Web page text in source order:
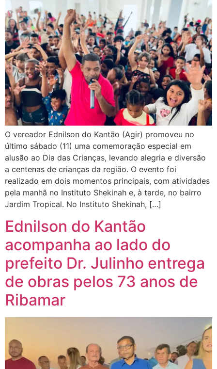
O vereador Ednilson do Kantão (Agir) promoveu no
último sábado (11) uma comemoração especial em
alusão ao Dia das Crianças, levando alegria e diversão
a centenas de crianças da região. O evento foi
realizado em dois momentos principais, com atividades
pela manhã no Instituto Shekinah e, à tarde, no bairro
Jardim Tropical. No Instituto Shekinah, […]
Ednilson do Kantão
acompanha ao lado do
prefeito Dr. Julinho entrega
de obras pelos 73 anos de
Ribamar